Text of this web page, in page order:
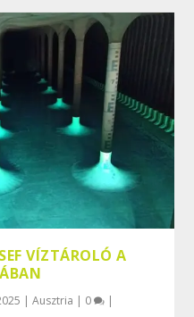
VÍZTÁROLÓ A
|Ausztria | 0 |